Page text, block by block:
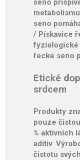
seno
seno
/ Pískavice
fyziologické
řecké seno
Etické
srdcem
Produkty
pouze
% aktivních
aditiv.
čistotu